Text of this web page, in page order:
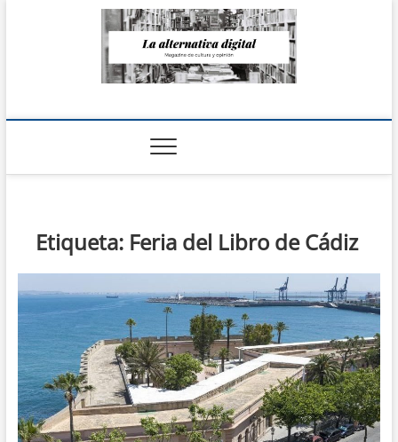
La Alternativa
Etiqueta: Feria del Libro de Cádiz